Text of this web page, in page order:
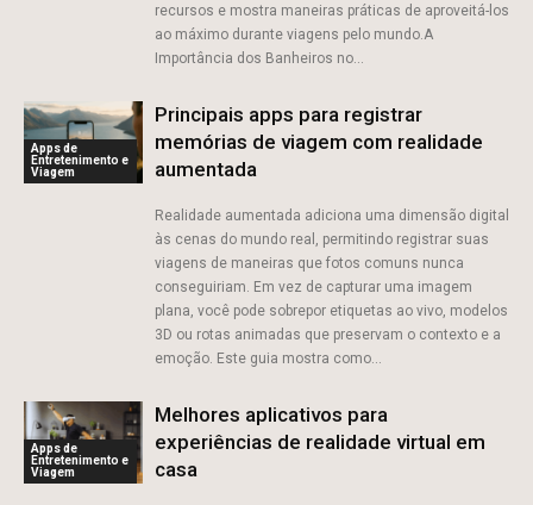
recursos e mostra maneiras práticas de aproveitá-los
ao máximo durante viagens pelo mundo.A
Importância dos Banheiros no...
Apps de
Entretenimento e
Viagem
Principais apps para registrar
memórias de viagem com realidade
aumentada
Realidade aumentada adiciona uma dimensão digital
às cenas do mundo real, permitindo registrar suas
viagens de maneiras que fotos comuns nunca
conseguiriam. Em vez de capturar uma imagem
plana, você pode sobrepor etiquetas ao vivo, modelos
3D ou rotas animadas que preservam o contexto e a
emoção. Este guia mostra como...
Apps de
Entretenimento e
Viagem
Melhores aplicativos para
experiências de realidade virtual em
casa